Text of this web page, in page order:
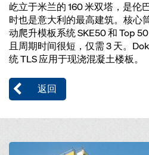
屹立于米兰的 160 米双塔，是伦
时也是意大利的最高建筑。核心
动爬升模板系统 SKE50 和 Top
且周期时间很短，仅需 3 天。
统 TLS 应用于现浇混凝土楼板。
返回
Open